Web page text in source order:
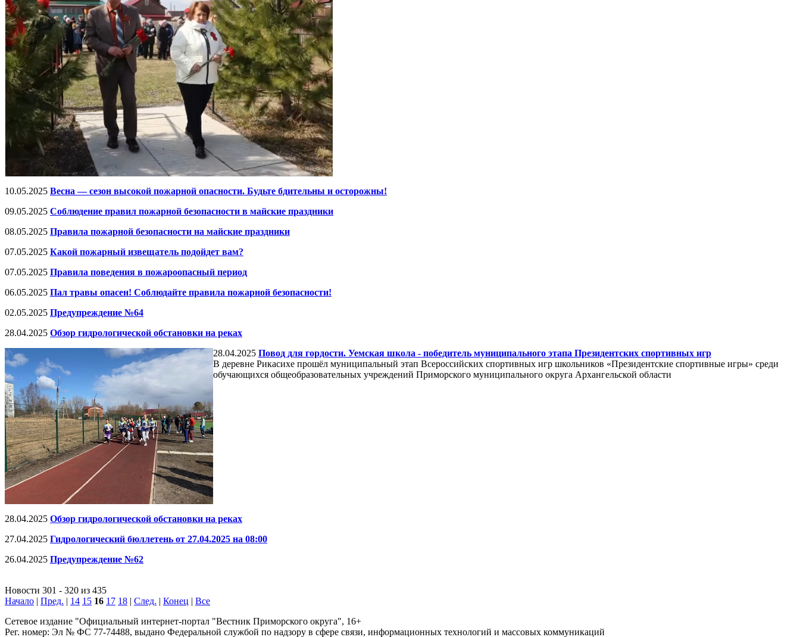
10.05.2025 Весна — сезон высокой пожарной опасности. Будьте бдительны и осторожны!
09.05.2025 Соблюдение правил пожарной безопасности в майские праздники
08.05.2025 Правила пожарной безопасности на майские праздники
07.05.2025 Какой пожарный извещатель подойдет вам?
07.05.2025 Правила поведения в пожароопасный период
06.05.2025 Пал травы опасен! Соблюдайте правила пожарной безопасности!
02.05.2025 Предупреждение №64
28.04.2025 Обзор гидрологической обстановки на реках
28.04.2025 Повод для гордости. Уемская школа - победитель муниципального этапа Президентских спортивных игр
В деревне Рикасихе прошёл муниципальный этап Всероссийских спортивных игр школьников «Президентские спортивные игры» среди
обучающихся общеобразовательных учреждений Приморского муниципального округа Архангельской области
28.04.2025 Обзор гидрологической обстановки на реках
27.04.2025 Гидрологический бюллетень от 27.04.2025 на 08:00
26.04.2025 Предупреждение №62
Новости 301 - 320 из 435
Начало | Пред. | 14 15 16 17 18 | След. | Конец | Все
Сетевое издание "Официальный интернет-портал "Вестник Приморского округа", 16+
Рег. номер: Эл № ФС 77-74488, выдано Федеральной службой по надзору в сфере связи, информационных технологий и массовых коммуникаций